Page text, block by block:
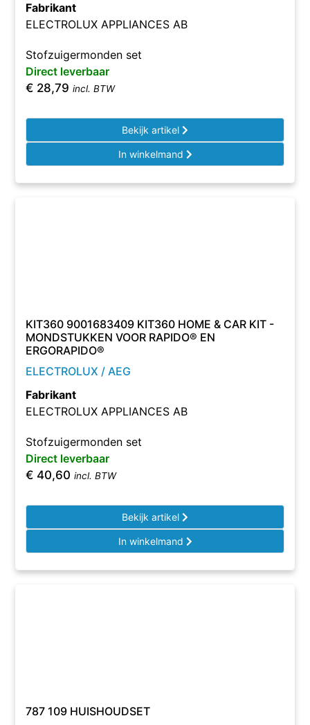
Fabrikant
ELECTROLUX APPLIANCES AB
Stofzuigermonden set
Direct leverbaar
€ 28,79 incl. BTW
Bekijk artikel
In winkelmand
KIT360 9001683409 KIT360 HOME & CAR KIT -
MONDSTUKKEN VOOR RAPIDO® EN
ERGORAPIDO®
ELECTROLUX / AEG
Fabrikant
ELECTROLUX APPLIANCES AB
Stofzuigermonden set
Direct leverbaar
€ 40,60 incl. BTW
Bekijk artikel
In winkelmand
787 109 HUISHOUDSET